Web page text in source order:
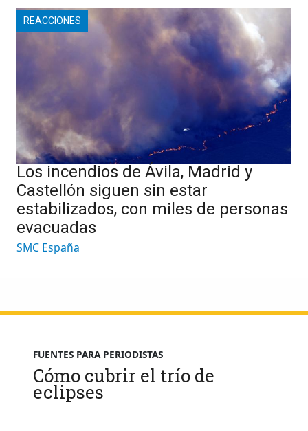
REACCIONES
Los incendios de Ávila, Madrid y
Castellón siguen sin estar
estabilizados, con miles de personas
evacuadas
SMC España
FUENTES PARA PERIODISTAS
Cómo cubrir el trío de
eclipses